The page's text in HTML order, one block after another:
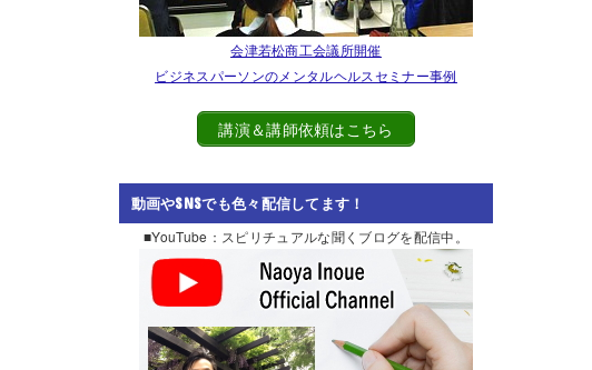
会津若松商工会議所開催
ビジネスパーソンのメンタルヘルスセミナー事例
講演＆講師依頼はこちら
動画やSNSでも色々配信してます！
■YouTube：スピリチュアルな聞くブログを配信中。